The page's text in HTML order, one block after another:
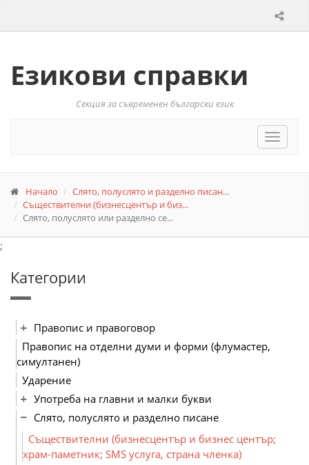
Езикови справки
Секция за съвременен български език
Toggle
Начало
Слято, полуслято и разделно писан...
Съществителни (бизнесцентър и биз...
Слято, полуслято или разделно се...
;
Категории
Правопис и правоговор
Правопис на отделни думи и форми (флумастер,
симултанен)
Ударение
Употреба на главни и малки букви
Слято, полуслято и разделно писане
Съществителни (бизнесцентър и бизнес център;
храм-паметник; SMS услуга, страна членка)